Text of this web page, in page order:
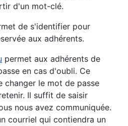
d'un mot-clé.
de s'identifier pour
aux adhérents.
permet aux adhérents de
en cas d'oubli. Ce
changer le mot de passe
Il suffit de saisir
nous avez communiquée.
courriel qui contiendra un